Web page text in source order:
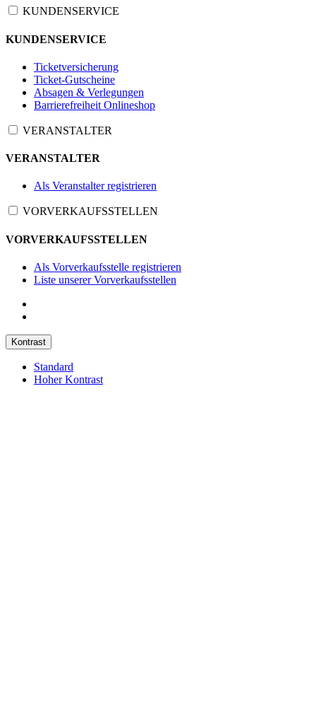
KUNDENSERVICE
KUNDENSERVICE
Ticketversicherung
Ticket-Gutscheine
Absagen & Verlegungen
Barrierefreiheit Onlineshop
VERANSTALTER
VERANSTALTER
Als Veranstalter registrieren
VORVERKAUFSSTELLEN
VORVERKAUFSSTELLEN
Als Vorverkaufsstelle registrieren
Liste unserer Vorverkaufsstellen
Kontrast
Standard
Hoher Kontrast